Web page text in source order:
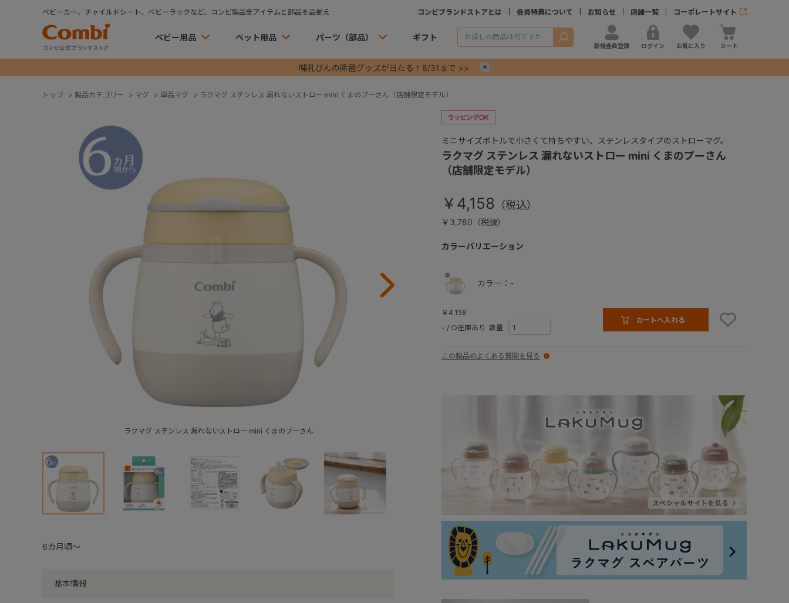
ベビーカー、チャイルドシート、ベビーラックなど、コンビ製品全アイテムと部品を品揃え コンビブランドストアとは 会員特典について お知らせ 店舗一覧 コーポレートサイト
ベビー用品 ペット用品 パーツ（部品） ギフト 検索
新規会員登録 ログイン お気に入り カート
哺乳びんの除菌グッズが当たる！8/31まで >>
トップ > 製品カテゴリー > マグ > 単品マグ > ラクマグ ステンレス 漏れないストロー mini くまのプーさん（店舗限定モデル）
ラクマグ ステンレス 漏れないストロー mini くまのプーさん
基本情報
6カ月頃～
ミニサイズボトルで小さくて持ちやすい、ステンレスタイプのストローマグ。
ラクマグ ステンレス 漏れないストロー mini くまのプーさん
（店舗限定モデル）
￥4,158
￥3,780（税抜）
カラーバリエーション
カラー：-
￥4,158
- / ○在庫あり 数量
カートへ入れる
この製品のよくある質問を見る